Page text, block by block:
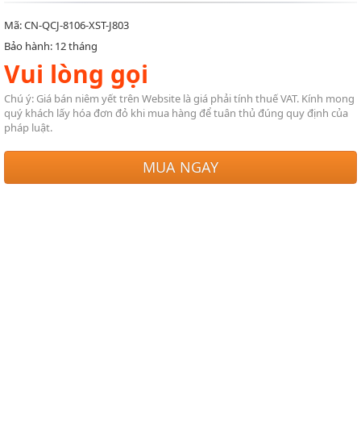
Mã: CN-QCJ-8106-XST-J803
Bảo hành: 12 tháng
Vui lòng gọi
Chú ý: Giá bán niêm yết trên Website là giá phải tính thuế VAT. Kính mong
quý khách lấy hóa đơn đỏ khi mua hàng để tuân thủ đúng quy định của
pháp luật.
MUA NGAY